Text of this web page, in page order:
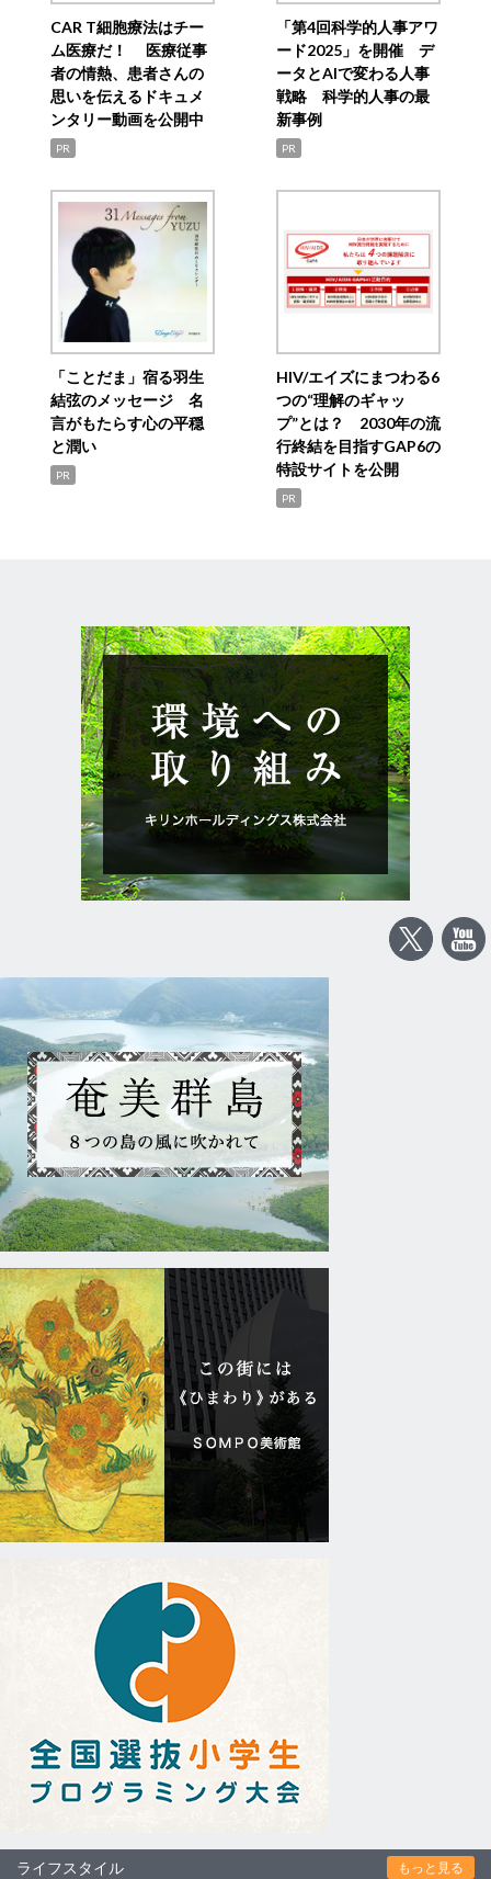
CAR T細胞療法はチー
ム医療だ！ 医療従事
者の情熱、患者さんの
思いを伝えるドキュメ
ンタリー動画を公開中
PR
「第4回科学的人事アワ
ード2025」を開催 デ
ータとAIで変わる人事
戦略 科学的人事の最
新事例
PR
「ことだま」宿る羽生
結弦のメッセージ 名
言がもたらす心の平穏
と潤い
PR
HIV/エイズにまつわる6
つの“理解のギャッ
プ”とは？ 2030年の流
行終結を目指すGAP6の
特設サイトを公開
PR
ライフスタイル もっと見る